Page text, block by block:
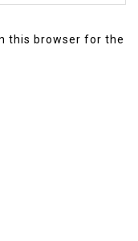
this browser for the